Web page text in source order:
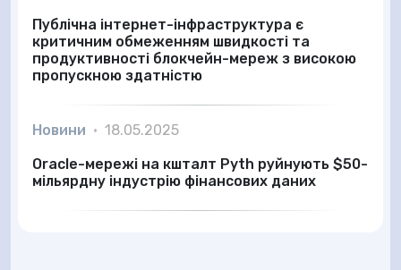
Публічна інтернет-інфраструктура є
критичним обмеженням швидкості та
продуктивності блокчейн-мереж з високою
пропускною здатністю
Новини • 18.05.2025
Oracle-мережі на кшталт Pyth руйнують $50-
мільярдну індустрію фінансових даних